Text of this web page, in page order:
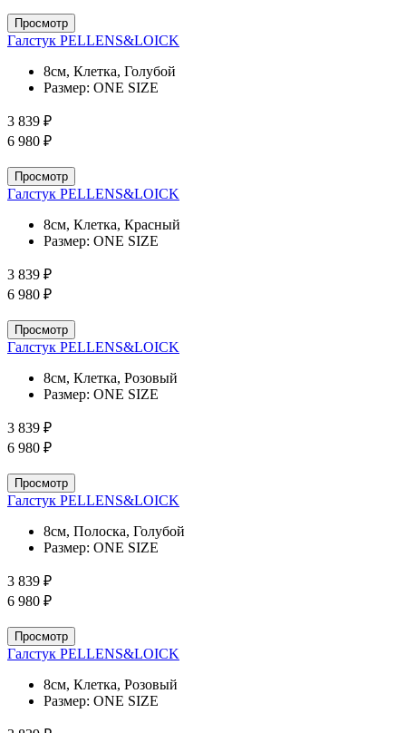
Просмотр
Галстук PELLENS&LOICK
8см, Клетка, Голубой
Размер: ONE SIZE
3 839 ₽
6 980 ₽
Просмотр
Галстук PELLENS&LOICK
8см, Клетка, Красный
Размер: ONE SIZE
3 839 ₽
6 980 ₽
Просмотр
Галстук PELLENS&LOICK
8см, Клетка, Розовый
Размер: ONE SIZE
3 839 ₽
6 980 ₽
Просмотр
Галстук PELLENS&LOICK
8см, Полоска, Голубой
Размер: ONE SIZE
3 839 ₽
6 980 ₽
Просмотр
Галстук PELLENS&LOICK
8см, Клетка, Розовый
Размер: ONE SIZE